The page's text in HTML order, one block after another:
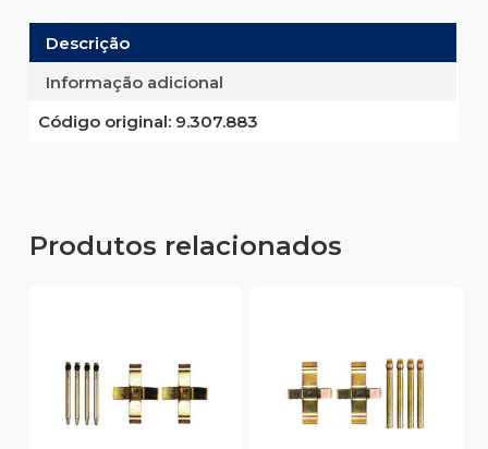
Descrição
Informação adicional
Código original:9.307.883
Produtos relacionados